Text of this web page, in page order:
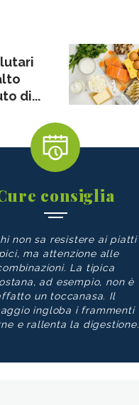
di...
consiglia
non sa resistere ai piatti
ma attenzione alle
La tipica
ad esempio, non è
un toccanasa. Il
ingloba i frammenti
e rallenta la digestione.